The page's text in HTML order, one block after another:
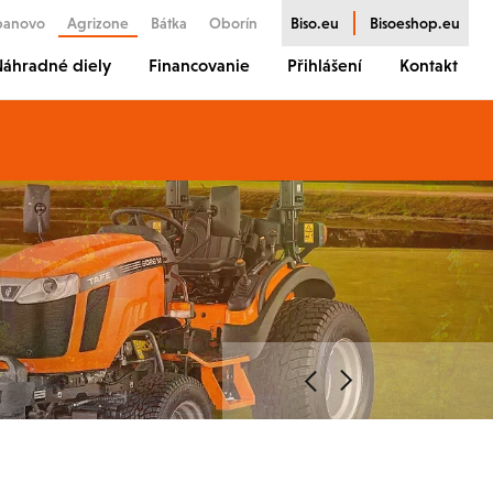
Agrizone Bátka Oborín Biso.eu Bisoeshop.eu
diely Financovanie Přihlášení Kontakt